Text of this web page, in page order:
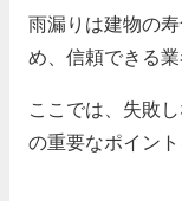
雨漏りは建物の
め、信頼できる
ここでは、失敗
の重要なポイン